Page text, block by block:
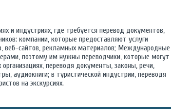
и индустриях, где требуется перевод документов,
компании, которые предоставляют услуги
веб-сайтов, рекламных материалов; Международные
поэтому им нужны переводчики, которые могут
переводя документы, законы, речи,
аудиокниги; в туристической индустрии, переводя
на экскурсиях.